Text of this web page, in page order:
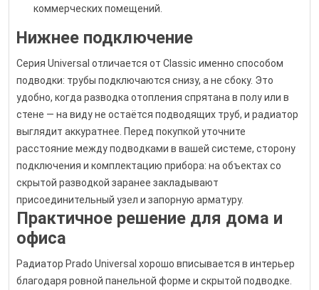
коммерческих помещений.
Нижнее подключение
Серия Universal отличается от Classic именно способом
подводки: трубы подключаются снизу, а не сбоку. Это
удобно, когда разводка отопления спрятана в полу или в
стене — на виду не остаётся подводящих труб, и радиатор
выглядит аккуратнее. Перед покупкой уточните
расстояние между подводками в вашей системе, сторону
подключения и комплектацию прибора: на объектах со
скрытой разводкой заранее закладывают
присоединительный узел и запорную арматуру.
Практичное решение для дома и
офиса
Радиатор Prado Universal хорошо вписывается в интерьер
благодаря ровной панельной форме и скрытой подводке.